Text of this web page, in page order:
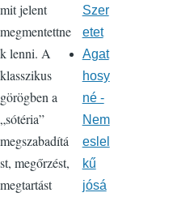
mit jelent
megmentettne
k lenni. A
klasszikus
görögben a
„sótéria”
megszabadítá
st, megőrzést,
megtartást
Szer
etet
Agat
hosy
né -
Nem
eslel
kű
jósá